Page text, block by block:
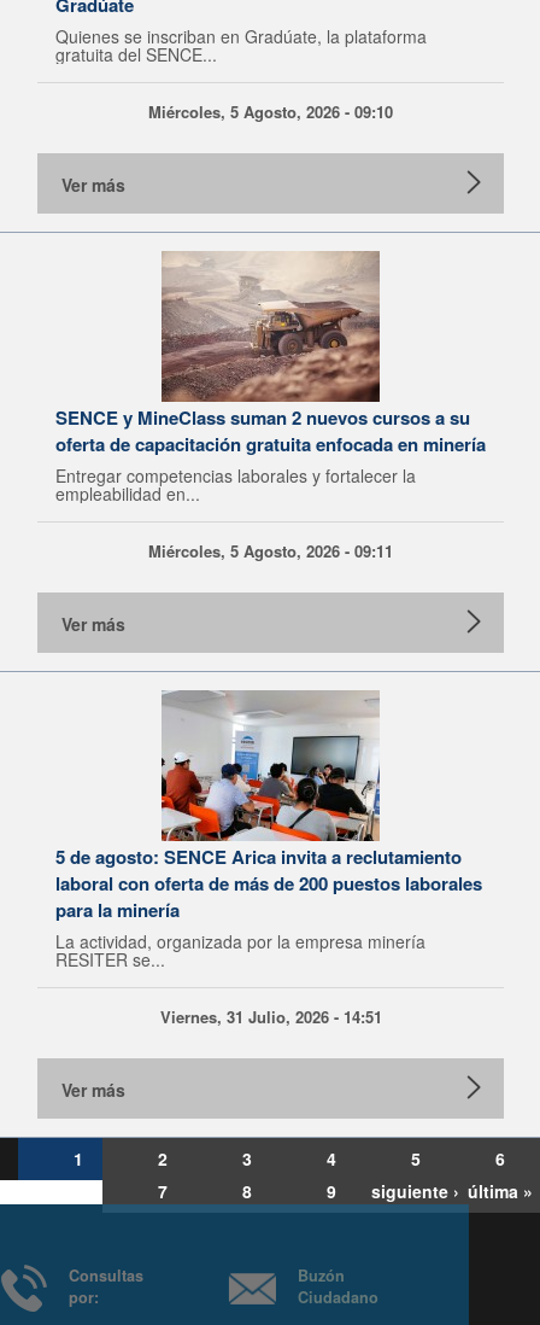
Quienes se inscriban en Gradúate, la plataforma
gratuita del SENCE...
Miércoles, 5 Agosto, 2026 - 09:10
Ver más
SENCE y MineClass suman 2 nuevos cursos a su
oferta de capacitación gratuita enfocada en minería
Entregar competencias laborales y fortalecer la
empleabilidad en...
Miércoles, 5 Agosto, 2026 - 09:11
Ver más
5 de agosto: SENCE Arica invita a reclutamiento
laboral con oferta de más de 200 puestos laborales
para la minería
La actividad, organizada por la empresa minería
RESITER se...
Viernes, 31 Julio, 2026 - 14:51
Ver más
1 2 3 4 5
6
7
8 9 siguiente › última »
Consultas
Ciudadano